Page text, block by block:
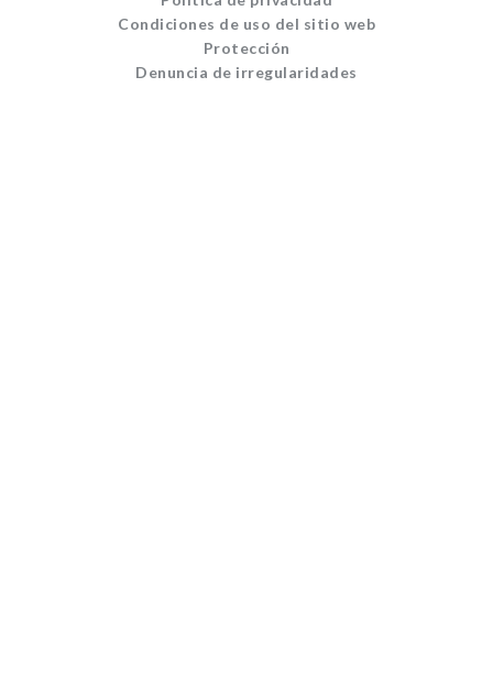
Condiciones de uso del sitio web
Protección
Denuncia de irregularidades